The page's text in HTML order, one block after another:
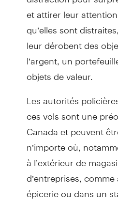
et attirer leur
qu’elles sont
leur dérobent des
l’argent, un
objets de valeur.
Les autorités
ces vols sont une
Canada et peuvent
n’importe où,
à l’extérieur de
d’entreprises, comme
épicerie ou dans un